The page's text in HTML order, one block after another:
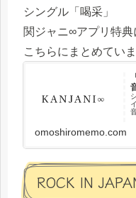
シングル「喝采」
関ジャニ∞アプリ特典
こちらにまとめてい
omoshiromemo.com
ROCK IN